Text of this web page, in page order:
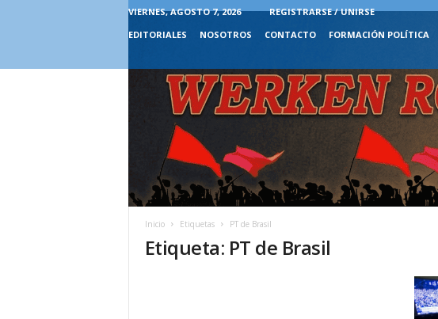
VIERNES, AGOSTO 7, 2026
REGISTRARSE / UNIRSE
EDITORIALES
NOSOTROS CONTACTO FORMACIÓN POLÍTICA
Inicio Etiquetas PT de Brasil
Etiqueta: PT de Brasil